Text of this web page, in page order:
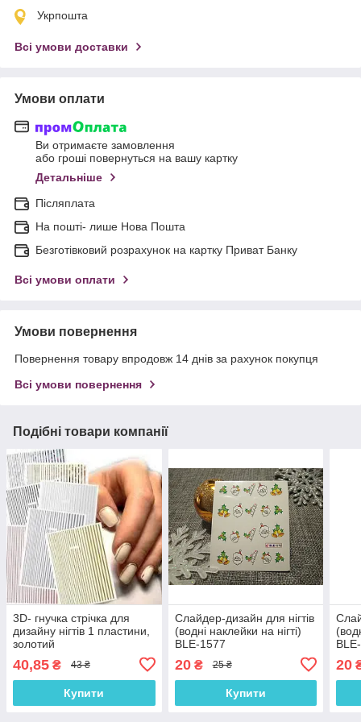
Укрпошта
Всі умови доставки
Умови оплати
Ви отримаєте замовлення
або гроші повернуться на вашу картку
Детальніше
Післяплата
На пошті- лише Нова Пошта
Безготівковий розрахунок на картку Приват Банку
Всі умови оплати
Умови повернення
Повернення товару впродовж 14 днів за рахунок покупця
Всі умови повернення
Подібні товари компанії
3D- гнучка стрічка для
дизайну нігтів 1 пластини,
золотий
40,85 ₴ 43 ₴
Купити
Слайдер-дизайн для нігтів
(водні наклейки на нігті)
BLE-1577
20₴ 25 ₴
Купити
20